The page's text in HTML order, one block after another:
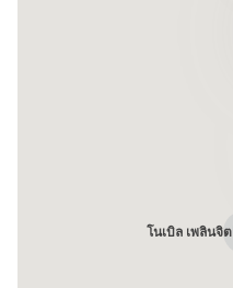
โนเบิล เพลินจิต